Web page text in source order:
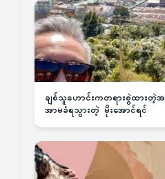
ချစ်သူဟောင်းကတရားစွဲထား
အာမခံရသွားတဲ့ မိုးအောင်ရင်